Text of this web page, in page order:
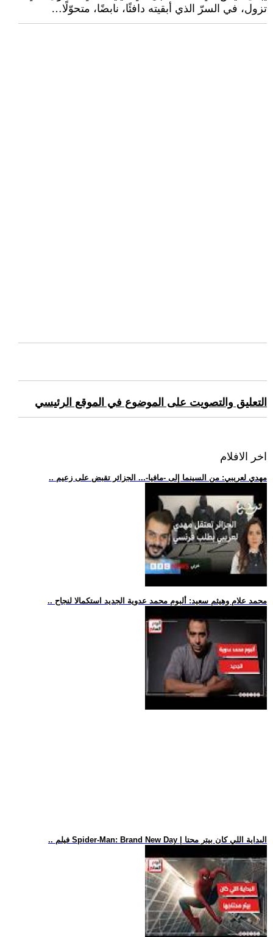
تزول، في السرّ الذي أبقيته دافئًا، نابضًا، متحوّلًا…
التعليق والتصويت على الموضوع في الموقع الرئيسي
اخر الافلام
.. مهدي لعريبي: من السينما إلى -مافيا-... الجزائر تقبض على زعيم
.. محمد علام وهيثم سعيد: ألبوم محمد عدوية الجديد استكمالا لنجاح
.. فيلم Spider-Man: Brand New Day | البداية اللي كان بيتر محتا